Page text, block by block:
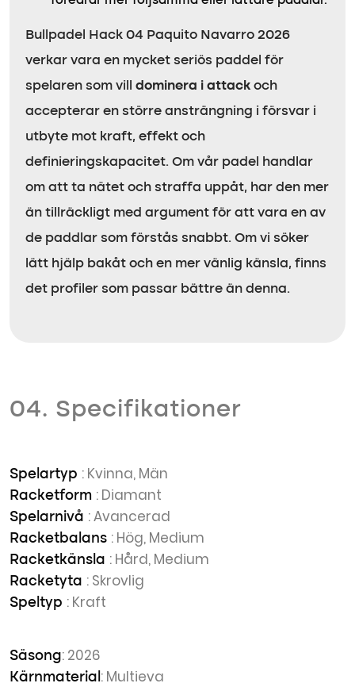
Bullpadel Hack 04 Paquito Navarro 2026
verkar vara en mycket seriös paddel för
spelaren som vill dominera i attack och
accepterar en större ansträngning i försvar i
utbyte mot kraft, effekt och
definieringskapacitet. Om vår padel handlar
om att ta nätet och straffa uppåt, har den mer
än tillräckligt med argument för att vara en av
de paddlar som förstås snabbt. Om vi söker
lätt hjälp bakåt och en mer vänlig känsla, finns
det profiler som passar bättre än denna.
04. Specifikationer
Spelartyp : Kvinna, Män
Racketform : Diamant
Spelarnivå : Avancerad
Racketbalans : Hög, Medium
Racketkänsla : Hård, Medium
Racketyta : Skrovlig
Speltyp : Kraft
Säsong: 2026
Kärnmaterial : Multieva